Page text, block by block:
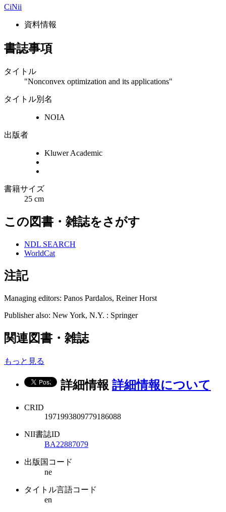
CiNii
資料情報
書誌事項
タイトル
"Nonconvex optimization and its applications"
タイトル別名
NOIA
出版者
Kluwer Academic
書籍サイズ
25 cm
この図書・雑誌をさがす
NDL SEARCH
WorldCat
注記
Managing editors: Panos Pardalos, Reiner Horst
Publisher also: New York, N.Y. : Springer
関連図書・雑誌
もっと見る
詳細情報 詳細情報について
CRID
1971993809779186088
NII書誌ID
BA22887079
出版国コード
ne
タイトル言語コード
en